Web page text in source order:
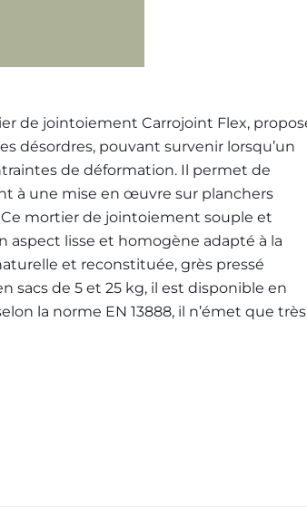
de jointoiement Carrojoint Flex,
désordres, pouvant survenir lorsqu’un
de déformation. Il permet de
à une mise en œuvre sur planchers
Ce mortier de jointoiement souple et
aspect lisse et homogène adapté à la
et reconstituée, grès pressé
sacs de 5 et 25 kg, il est disponible en
la norme EN 13888, il n’émet que très